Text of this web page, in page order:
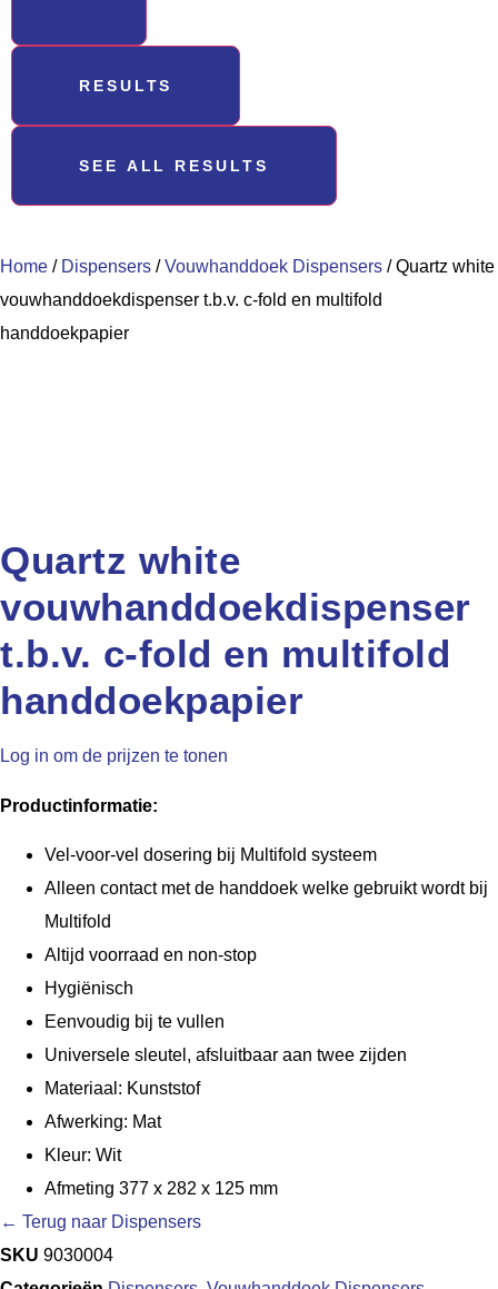
RESULTS
SEE ALL RESULTS
Home / Dispensers /Vouwhanddoek Dispensers / Quartz white
vouwhanddoekdispenser t.b.v. c-fold en multifold
handdoekpapier
Quartz white
vouwhanddoekdispenser
t.b.v. c-fold en multifold
handdoekpapier
Log in om de prijzen te tonen
Productinformatie:
Vel-voor-vel dosering bij Multifold systeem
Alleen contact met de handdoek welke gebruikt wordt bij
Multifold
Altijd voorraad en non-stop
Hygiënisch
Eenvoudig bij te vullen
Universele sleutel, afsluitbaar aan twee zijden
Materiaal: Kunststof
Afwerking: Mat
Kleur: Wit
Afmeting 377 x 282 x 125 mm
← Terug naar Dispensers
SKU 9030004